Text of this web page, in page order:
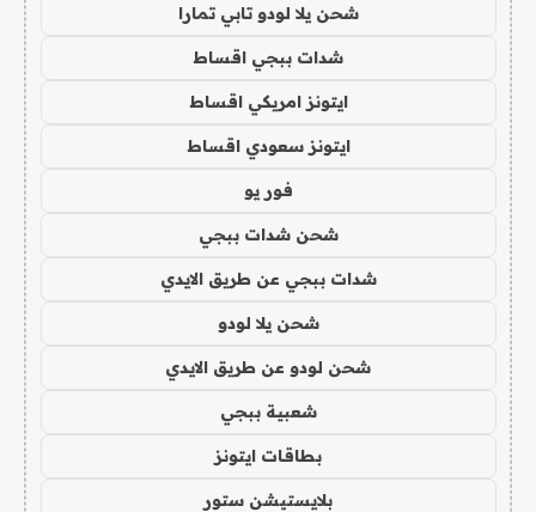
شحن يلا لودو تابي تمارا
شدات ببجي اقساط
ايتونز امريكي اقساط
ايتونز سعودي اقساط
فور يو
شحن شدات ببجي
شدات ببجي عن طريق الايدي
شحن يلا لودو
شحن لودو عن طريق الايدي
شعبية ببجي
بطاقات ايتونز
بلايستيشن ستور